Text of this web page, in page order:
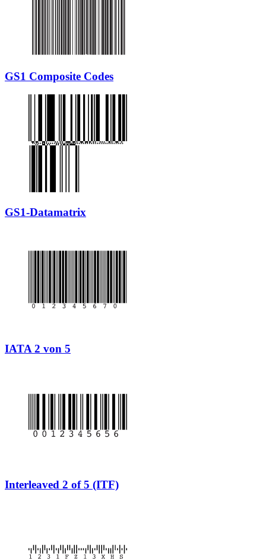
GS1 Composite Codes
GS1-Datamatrix
IATA 2 von 5
Interleaved 2 of 5 (ITF)